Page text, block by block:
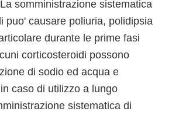
somministrazione sistematica
puo' causare poliuria, polidipsia
durante le prime fasi
corticosteroidi possono
di sodio ed acqua e
caso di utilizzo a lungo
sistematica di